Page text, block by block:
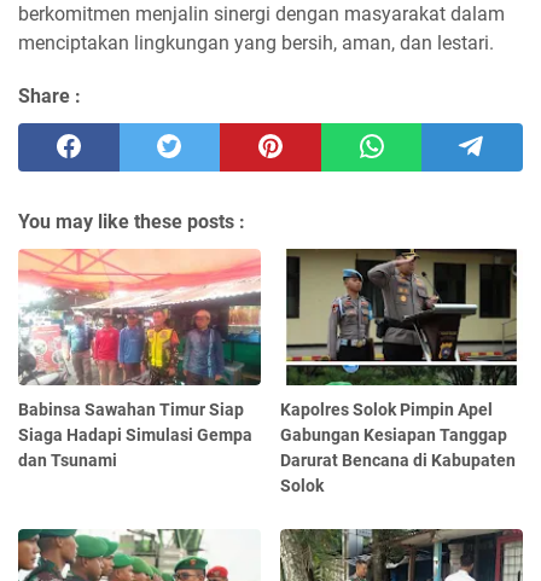
berkomitmen menjalin sinergi dengan masyarakat dalam
menciptakan lingkungan yang bersih, aman, dan lestari.
Share :
You may like these posts :
Babinsa Sawahan Timur Siap
Siaga Hadapi Simulasi Gempa
dan Tsunami
Kapolres Solok Pimpin Apel
Gabungan Kesiapan Tanggap
Darurat Bencana di Kabupaten
Solok